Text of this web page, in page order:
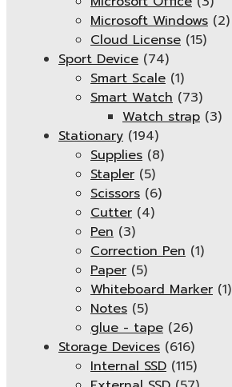
Microsoft Windows (2)
Cloud License (15)
Sport Device (74)
Smart Scale (1)
Smart Watch (73)
Watch strap (3)
Stationary (194)
Supplies (8)
Stapler (5)
Scissors (6)
Cutter (4)
Pen (3)
Correction Pen (1)
Paper (5)
Whiteboard Marker (1)
Notes (5)
glue - tape (26)
Storage Devices (616)
Internal SSD (115)